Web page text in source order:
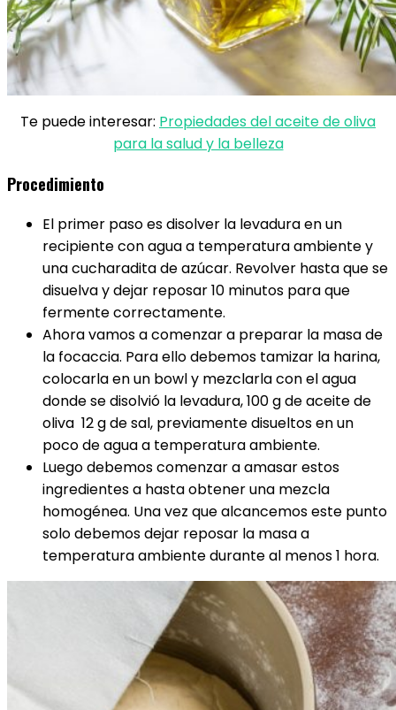
Te puede interesar: Propiedades del aceite de oliva
para la salud y la belleza
Procedimiento
El primer paso es disolver la levadura en un
recipiente con agua a temperatura ambiente y
una cucharadita de azúcar. Revolver hasta que se
disuelva y dejar reposar 10 minutos para que
fermente correctamente.
Ahora vamos a comenzar a preparar la masa de
la focaccia. Para ello debemos tamizar la harina,
colocarla en un bowl y mezclarla con el agua
donde se disolvió la levadura, 100 g de aceite de
oliva 12 g de sal, previamente disueltos en un
poco de agua a temperatura ambiente.
Luego debemos comenzar a amasar estos
ingredientes a hasta obtener una mezcla
homogénea. Una vez que alcancemos este punto
solo debemos dejar reposar la masa a
temperatura ambiente durante al menos 1 hora.